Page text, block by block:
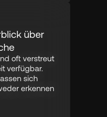
über
oft verstreut
verfügbar.
sich
erkennen